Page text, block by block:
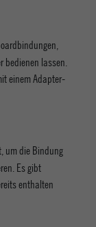
bedienen lassen.
einem Adapter-
um die Bindung
Es gibt
enthalten